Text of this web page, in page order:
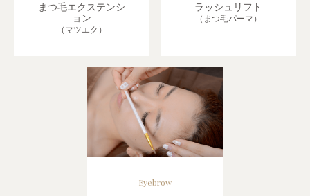
まつ毛エクステンシ
ョン
（マツエク）
ラッシュリフト
（まつ毛パーマ）
Eyebrow